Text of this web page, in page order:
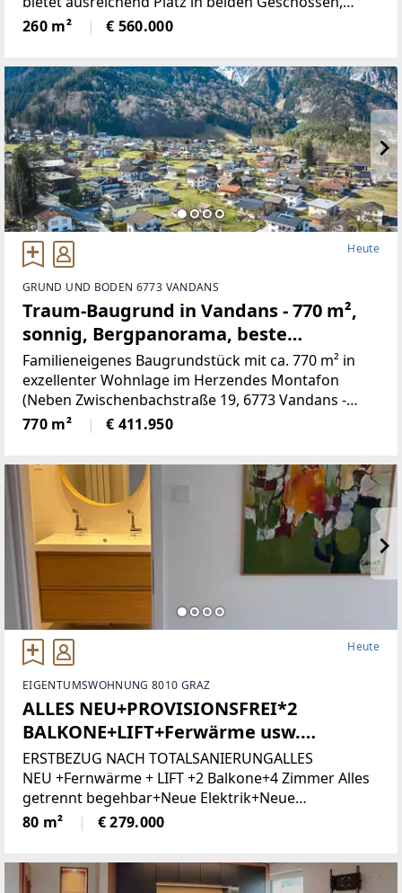
neben 5Schlafräumen, gibt es ein Wohnzimmer mit
neu renovierten Kachelofen,
260 m² € 560.000
Heute
GRUND UND BODEN 6773 VANDANS
Traum-Baugrund in Vandans - 770 m²,
sonnig, Bergpanorama, beste
Infrastruktur! (Provisionsfrei)
Familieneigenes Baugrundstück mit ca. 770 m² in
exzellenter Wohnlage im Herzendes Montafon
(Neben Zwischenbachstraße 19, 6773 Vandans -
Grundstücksnummer129/2)Das Grundstück liegt in
Zone 5 - Wohngebiet und bietet
770 m² € 411.950
Heute
EIGENTUMSWOHNUNG 8010 GRAZ
ALLES NEU+PROVISIONSFREI*2
BALKONE+LIFT+Ferwärme usw.
(Provisionsfrei)
ERSTBEZUG NACH TOTALSANIERUNGALLES
NEU +Fernwärme + LIFT +2 Balkone+4 Zimmer Alles
getrennt begehbar+Neue Elektrik+Neue
Türen+Neues Bad+Neuer Parkett+Neue
80 m² € 279.000